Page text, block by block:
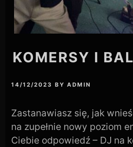
KOMERSY I
14/12/2023 BYADMIN
Zastanawiasz się, jak
na zupełnie nowy poziom
Ciebie odpowiedź – DJ na